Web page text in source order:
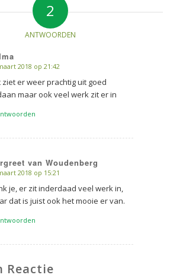
2
ANTWOORDEN
2018 op 21:42
ziet er weer prachtig uit goed
maar ook veel werk zit er in
van Woudenberg
2018 op 15:21
je, er zit inderdaad veel werk in,
dat is juist ook het mooie er van.
Reactie